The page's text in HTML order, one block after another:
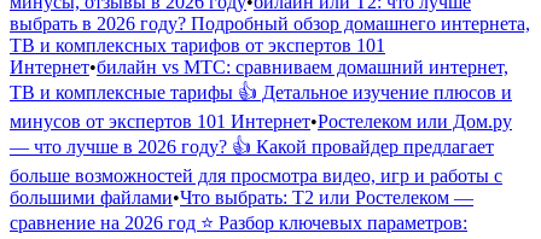
выбрать в 2026 году? Подробный обзор домашнего интернета,
ТВ и комплексных тарифов от экспертов 101
Интернет•билайн vs МТС: сравниваем домашний интернет,
ТВ и комплексные тарифы 👍 Детальное изучение плюсов и
минусов от экспертов 101 Интернет•Ростелеком или Дом.ру
— что лучше в 2026 году? 👍 Какой провайдер предлагает
больше возможностей для просмотра видео, игр и работы с
большими файлами•Что выбрать: Т2 или Ростелеком —
сравнение на 2026 год ⭐ Разбор ключевых параметров: